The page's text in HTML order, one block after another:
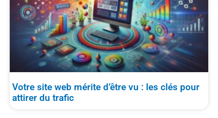
Votre site web mérite d’être vu : les clés pour
attirer du trafic